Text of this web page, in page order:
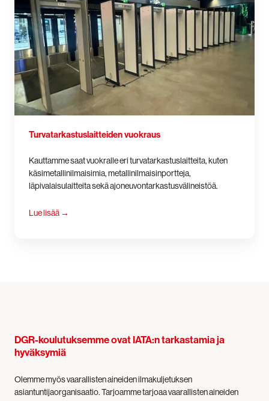
Turvatarkastus­laitteiden vuokraus
Kauttamme saat vuokralleeri turvatarkastuslaitteita, kuten
käsimetallinilmaisimia, metallinilmaisinportteja,
läpivalaisulaitteita sekä ajoneuvontarkastusvälineistöä.
Lue lisää →
DGR-koulutuksemme ovat IATA:n tarkastamia ja
hyväksymiä
Olemme myös vaarallisten aineiden ilmakuljetuksen
asiantuntijaorganisaatio. Tarjoamme tarjoaa vaarallisten aineiden